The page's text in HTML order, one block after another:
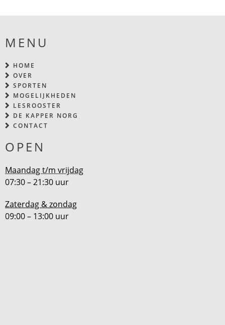
MENU
HOME
OVER
SPORTEN
MOGELIJKHEDEN
LESROOSTER
DE KAPPER NORG
CONTACT
OPEN
Maandag t/m vrijdag
07:30 – 21:30 uur
Zaterdag & zondag
09:00 – 13:00 uur